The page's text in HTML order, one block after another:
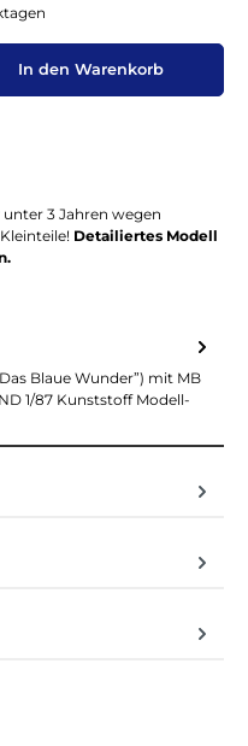
oder benutze die Schaltflächen um
In den Warenkorb
3 Jahren wegen
Detailiertes Modell
Blaue Wunder”) mit MB
1/87 Kunststoff Modell-